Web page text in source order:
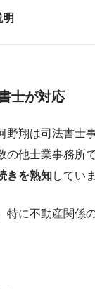
士が対応
野翔は司法書士
の他士業事務所
きを熟知してい
特に不動産関係